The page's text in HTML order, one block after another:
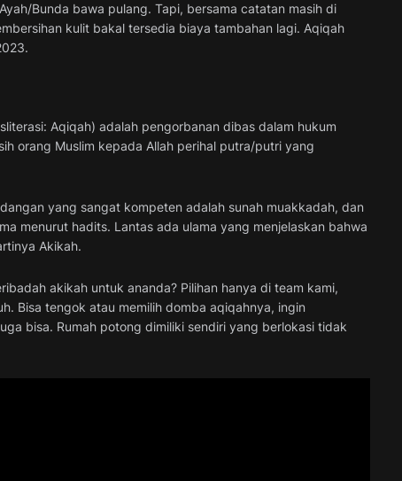
Bunda bawa pulang. Tapi, bersama catatan masih di
kulit bakal tersedia biaya tambahan lagi. Aqiqah
orang Muslim kepada Allah perihal putra/putri yang
yang sangat kompeten adalah sunah muakkadah, dan
menurut hadits. Lantas ada ulama yang menjelaskan bahwa
Akikah.
akikah untuk ananda? Pilihan hanya di team kami,
Bisa tengok atau memilih domba aqiqahnya, ingin
bisa. Rumah potong dimiliki sendiri yang berlokasi tidak